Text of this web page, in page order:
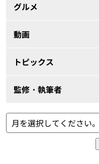
グルメ
動画
トピックス
監修・執筆者